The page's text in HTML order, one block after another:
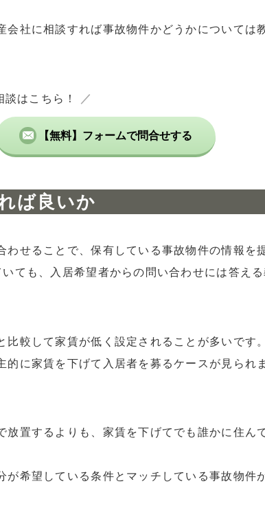
社に相談すれば事故物件かどうかについては
はこちら！ ／
【無料】フォームで問合せする
ば良いか
せることで、保有している事故物件の情報を
ても、入居希望者からの問い合わせには答える
較して家賃が低く設定されることが多いです。
に家賃を下げて入居者を募るケースが見られま
置するよりも、家賃を下げてでも誰かに住ん
希望している条件とマッチしている事故物件